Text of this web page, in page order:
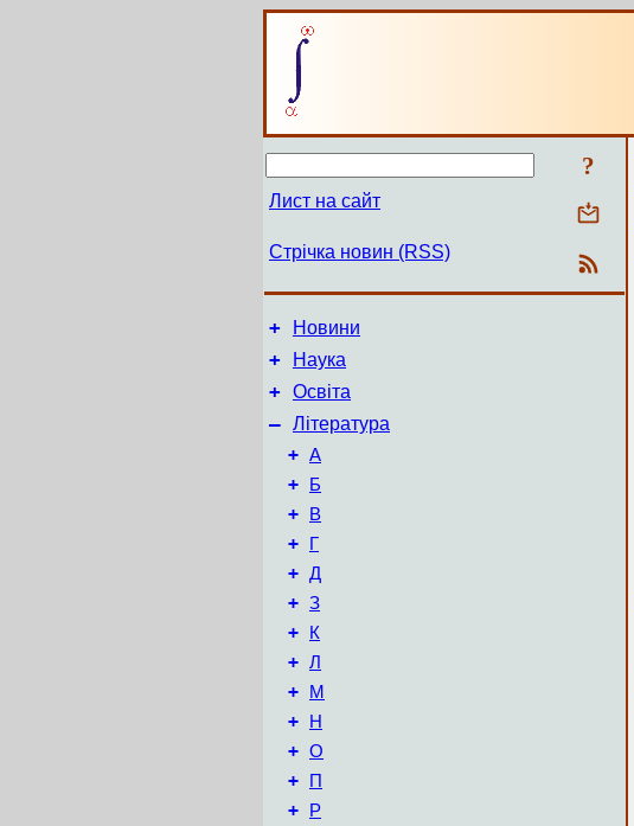
?
Лист на сайт
Стрічка новин (RSS)
+ Новини
+ Наука
+ Освіта
– Література
+ А
+ Б
+ В
+ Г
+ Д
+ З
+ К
+ Л
+ М
+ Н
+ О
+ П
+ Р